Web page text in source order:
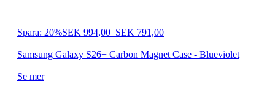
Spara: 20%SEK 994,00 SEK 791,00
Samsung Galaxy S26+ Carbon Magnet Case - Blueviolet
Se mer